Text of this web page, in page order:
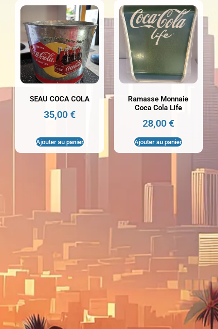
SEAU COCA COLA
35,00€
Ajouter au panier
Ramasse Monnaie
Coca Cola Life
28,00 €
Ajouter au panier